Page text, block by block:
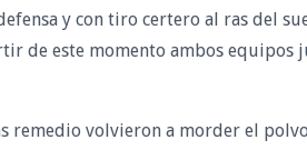
y con tiro certero al ras del
de este momento ambos equipos
remedio volvieron a morder el